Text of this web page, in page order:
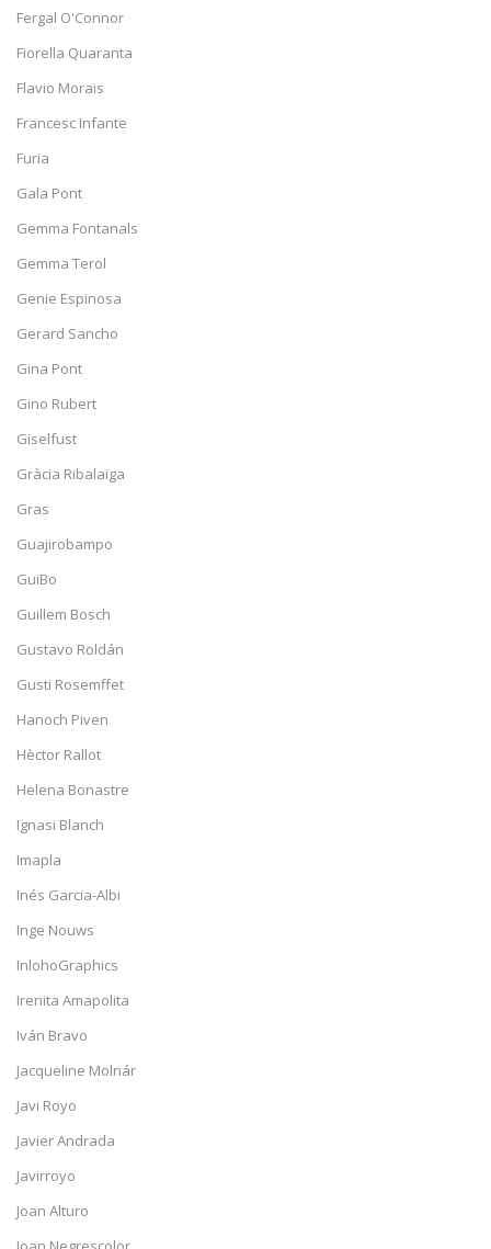
Fergal O'Connor
Fiorella Quaranta
Flavio Morais
Francesc Infante
Furia
Gala Pont
Gemma Fontanals
Gemma Terol
Genie Espinosa
Gerard Sancho
Gina Pont
Gino Rubert
Giselfust
Gràcia Ribalaiga
Gras
Guajirobampo
GuiBo
Guillem Bosch
Gustavo Roldán
Gusti Rosemffet
Hanoch Piven
Hèctor Rallot
Helena Bonastre
Ignasi Blanch
Imapla
Inés Garcia-Albi
Inge Nouws
InlohoGraphics
Irenita Amapolita
Iván Bravo
Jacqueline Molnár
Javi Royo
Javier Andrada
Javirroyo
Joan Alturo